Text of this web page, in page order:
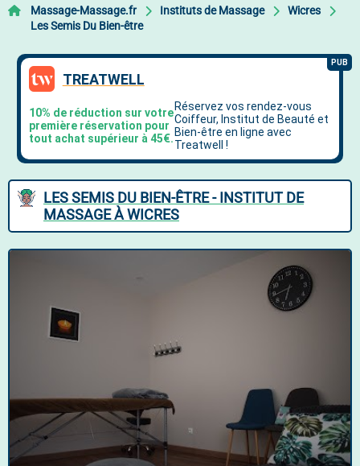
Massage-Massage.fr Instituts de Massage
Wicres
Les Semis Du Bien-être
LES SEMIS DU BIEN-ÊTRE - INSTITUT DE
MASSAGE À WICRES